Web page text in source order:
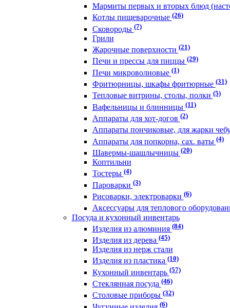
Мармиты первых и вторых блюд
Котлы пищеварочные(26)
Сковороды(7)
Грили
Жарочные поверхности(21)
Печи и прессы для пиццы(29)
Печи микроволновые(1)
Фритюрницы, шкафы фритюрные(31)
Тепловые витрины, столы, полки(5)
Вафельницы и блинницы(11)
Аппараты для хот-догов(2)
Аппараты пончиковые, для жарки
Аппараты для попкорна, сах. ваты(4)
Шавермы-шашлычницы(20)
Коптильни
Тостеры(4)
Пароварки(3)
Рисоварки, электроварки(6)
Аксессуары для теплового
Посуда и кухонный инвентарь
Изделия из алюминия(84)
Изделия из дерева(45)
Изделия из нерж стали
Изделия из пластика(10)
Кухонный инвентарь(57)
Стеклянная посуда(46)
Столовые приборы(32)
(6)